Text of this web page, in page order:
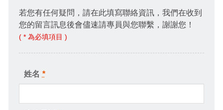
若您有任何疑問，請在此填寫聯絡資訊，我們在收到
您的留言訊息後會儘速請專員與您聯繫，謝謝您！
( * 為必填項目 )
姓名 *